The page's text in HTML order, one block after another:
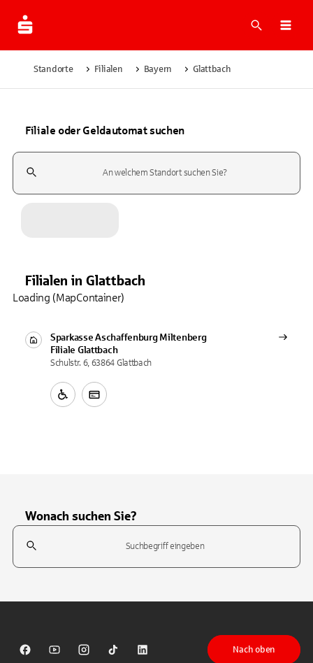
Suche
Standorte Filialen Bayern Glattbach
Filiale oder Geldautomat suchen
Suchfeld
Filialen in Glattbach
Sparkasse Aschaffenburg Miltenberg
Filiale Glattbach
Schulstr. 6, 63864 Glattbach
Loading (MapContainer)
Wonach suchen Sie?
Suchfeld
Sparkasse auf Facebook
Sparkasse auf Youtube
Sparkasse auf Instagram
Sparkasse auf TikTok
Sparkasse auf LinkedIn
Nach oben